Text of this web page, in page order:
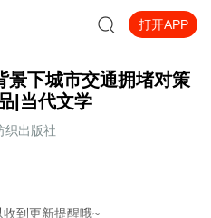
打开APP
景下城市交通拥堵对策
|当代文学
织出版社
到更新提醒哦~